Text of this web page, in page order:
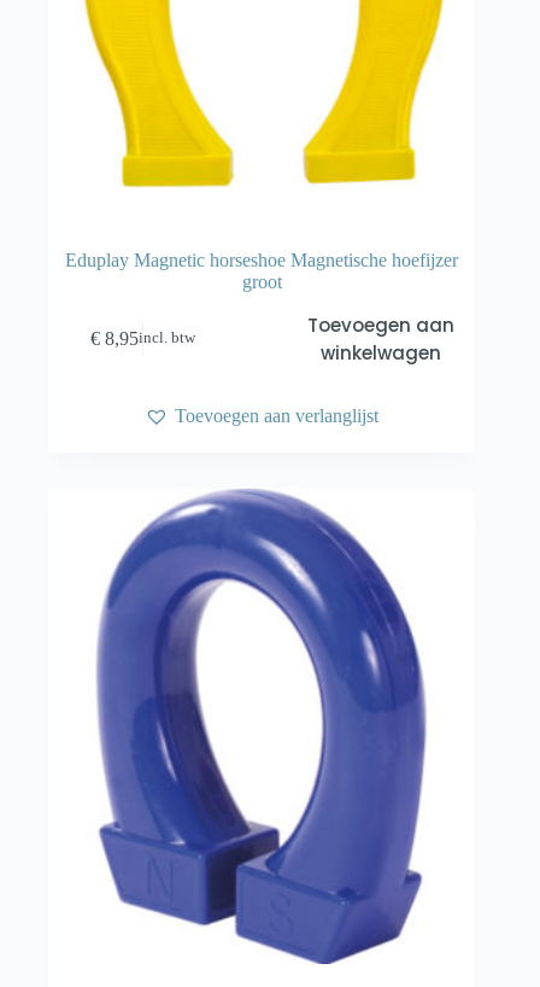
Eduplay Magnetic horseshoe Magnetische hoefijzer
groot
€ 8,95incl. btw
Toevoegen aan
winkelwagen
Toevoegen aan verlanglijst